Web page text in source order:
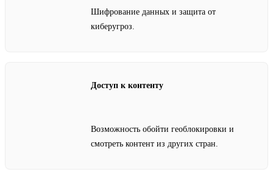
Шифрование данных и защита от
киберугроз.
Доступ к контенту
Возможность обойти геоблокировки и
смотреть контент из других стран.